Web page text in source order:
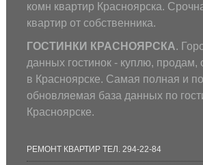
комн квартир Красноярска.
квартир от собственника.
ГОСТИНКИ КРАСНОЯРСКА.
данных гостинок - куплю, продам,
в Красноярске. Самая полная и
обновляемая база данных по
Красноярске.
РЕМОНТ КВАРТИР ТЕЛ. 294-22-84